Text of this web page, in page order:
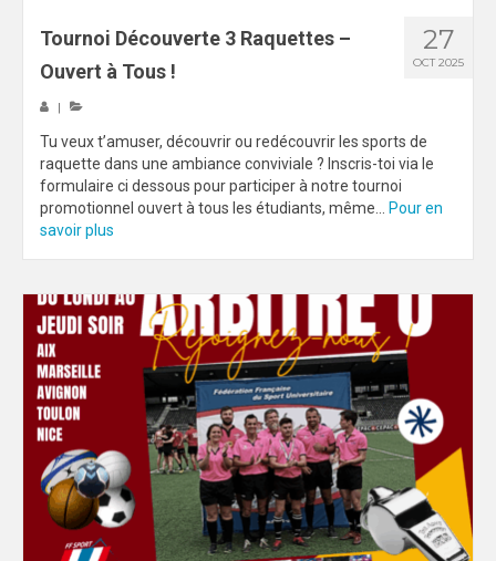
27
OCT 2025
Tournoi Découverte 3 Raquettes –
Ouvert à Tous !
|
Tu veux t’amuser, découvrir ou redécouvrir les sports de
raquette dans une ambiance conviviale ? Inscris-toi via le
formulaire ci dessous pour participer à notre tournoi
promotionnel ouvert à tous les étudiants, même...
Pour en
savoir plus